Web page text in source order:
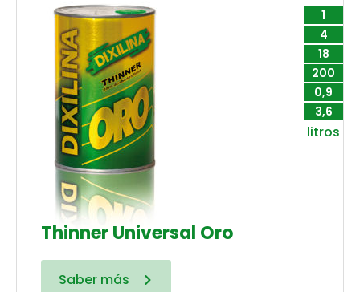
1
4
18
200
0,9
3,6
litros
Thinner Universal Oro
Saber más